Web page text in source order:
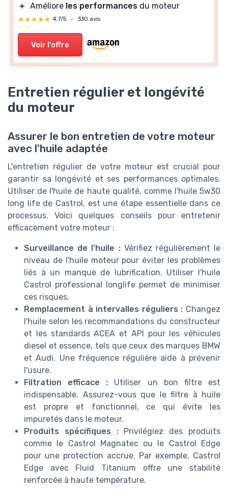
＋ Améliore les performances du moteur
★★★★★
★★★★★ 4,7/5 — 330 avis
Voir l'offre
Entretien régulier et longévité
du moteur
Assurer le bon entretien de votre moteur
avec l'huile adaptée
L'entretien régulier de votre moteur est crucial pour
garantir sa longévité et ses performances optimales.
Utiliser de l'huile de haute qualité, comme l'huile 5w30
long life de Castrol, est une étape essentielle dans ce
processus. Voici quelques conseils pour entretenir
efficacement votre moteur :
Surveillance de l'huile :Vérifiez régulièrement le
niveau de l'huile moteur pour éviter les problèmes
liés à un manque de lubrification. Utiliser l'huile
Castrol professional longlife permet de minimiser
ces risques.
Remplacement à intervalles réguliers : Changez
l'huile selon les recommandations du constructeur
et les standards ACEA et API pour les véhicules
diesel et essence, tels que ceux des marques BMW
et Audi. Une fréquence régulière aide à prévenir
l'usure.
Filtration efficace : Utiliser un bon filtre est
indispensable. Assurez-vous que le filtre à huile
est propre et fonctionnel, ce qui évite les
impuretés dans le moteur.
Produits spécifiques :Privilégiez des produits
comme le Castrol Magnatec ou le Castrol Edge
pour une protection accrue. Par exemple, Castrol
Edge avec Fluid Titanium offre une stabilité
renforcée à haute température.